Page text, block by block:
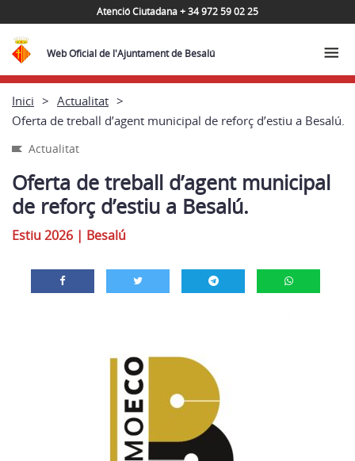
Atenció Ciutadana + 34 972 59 02 25
Web Oficial de l'Ajuntament de Besalú
Inici
Actualitat
Oferta de treball d’agent municipal de reforç d’estiu a Besalú.
Actualitat
Oferta de treball d’agent municipal
de reforç d’estiu a Besalú.
Estiu 2026 | Besalú